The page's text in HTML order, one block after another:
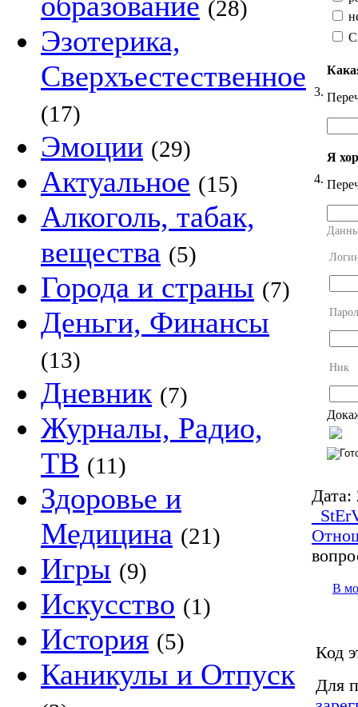
(28)
Эзотерика,
Сверхъестественное
(17)
Эмоции (29)
Актуальное (15)
Алкоголь, табак,
вещества (5)
Города и страны (7)
Деньги, Финансы
(13)
Дневник (7)
Журналы, Радио,
ТВ (11)
Здоровье и
Медицина (21)
Игры (9)
Искусство (1)
История (5)
Каникулы и Отпуск
3.
4.
Я
Ник
Дата:
В
Код
Для